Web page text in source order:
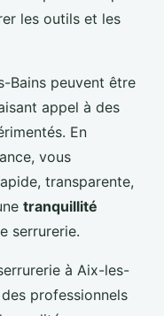
les outils et les
Bains peuvent être
appel à des
En
vous
transparente,
tranquillité
serrurerie.
à Aix-les-
professionnels